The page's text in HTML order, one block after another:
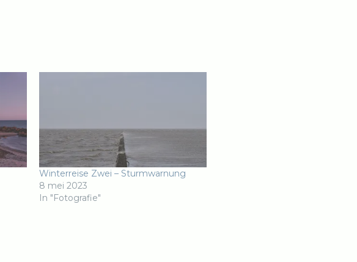
Winterreise Zwei – Sturmwarnung
8 mei 2023
In "Fotografie"